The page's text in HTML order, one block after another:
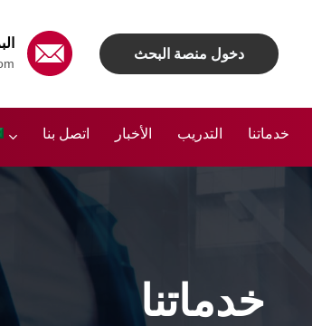
دخول منصة البحث
خدماتنا التدريب الأخبار اتصل بنا
خدماتنا